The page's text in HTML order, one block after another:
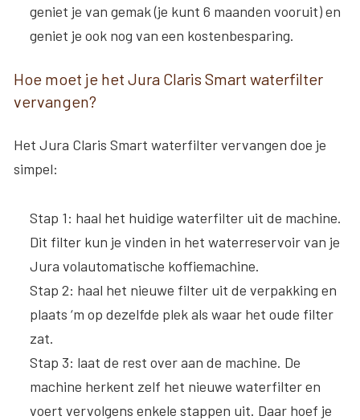
geniet je van gemak (je kunt 6 maanden vooruit) en
geniet je ook nog van een kostenbesparing.
Hoe moet je het Jura Claris Smart waterfilter
vervangen?
Het Jura Claris Smart waterfilter vervangen doe je
simpel:
Stap 1: haal het huidige waterfilter uit de machine.
Dit filter kun je vinden in het waterreservoir van je
Jura volautomatische koffiemachine.
Stap 2: haal het nieuwe filter uit de verpakking en
plaats ‘m op dezelfde plek als waar het oude filter
zat.
Stap 3: laat de rest over aan de machine. De
machine herkent zelf het nieuwe waterfilter en
voert vervolgens enkele stappen uit. Daar hoef je